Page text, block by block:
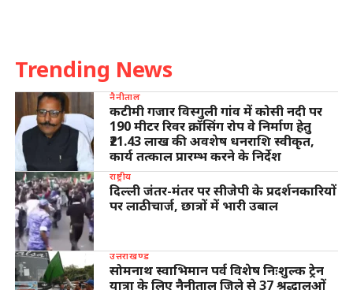
Trending News
नैनीताल
कटीमी गजार विस्गुली गांव में कोसी नदी पर
190 मीटर रिवर क्रॉसिंग रोप वे निर्माण हेतु
₹21.43 लाख की अवशेष धनराशि स्वीकृत,
कार्य तत्काल प्रारम्भ करने के निर्देश
राष्ट्रीय
दिल्ली जंतर-मंतर पर सीजेपी के प्रदर्शनकारियों
पर लाठीचार्ज, छात्रों में भारी उबाल
उत्तराखण्ड
सोमनाथ स्वाभिमान पर्व विशेष निःशुल्क ट्रेन
यात्रा के लिए नैनीताल जिले से 37 श्रद्धालुओं